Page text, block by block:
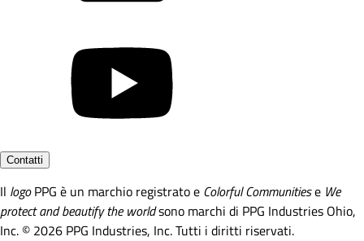
Contatti
Il logoPPG è un marchio registrato e Colorful Communitiese We
protect and beautify the worldsono marchi di PPG Industries Ohio,
Inc. © 2026 PPG Industries, Inc. Tutti i diritti riservati.